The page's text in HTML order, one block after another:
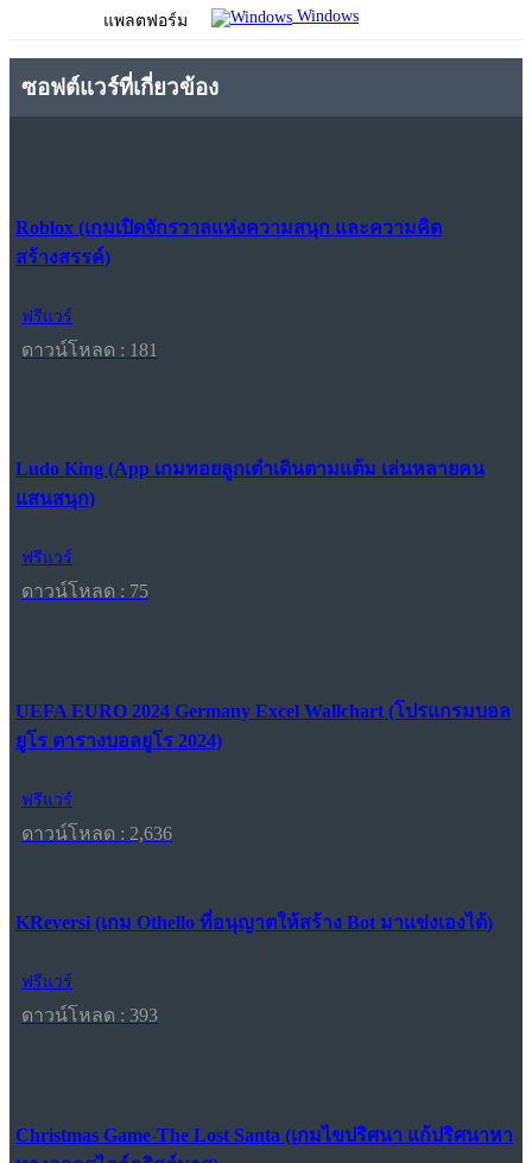
แพลตฟอร์ม Windows
ซอฟต์แวร์ที่เกี่ยวข้อง
Roblox (เกมเปิดจักรวาลแห่งความสนุก และความคิด
สร้างสรรค์)
ฟรีแวร์
ดาวน์โหลด : 181
Ludo King (App เกมทอยลูกเต๋าเดินตามแต้ม เล่นหลายคน
แสนสนุก)
ฟรีแวร์
ดาวน์โหลด : 75
UEFA EURO 2024 Germany Excel Wallchart (โปรแกรมบอล
ยูโร ตารางบอลยูโร 2024)
ฟรีแวร์
ดาวน์โหลด : 2,636
KReversi (เกม Othello ที่อนุญาตให้สร้าง Bot มาแข่งเองได้)
ฟรีแวร์
ดาวน์โหลด : 393
Christmas Game-The Lost Santa (เกมไขปริศนา แก้ปริศนาหา